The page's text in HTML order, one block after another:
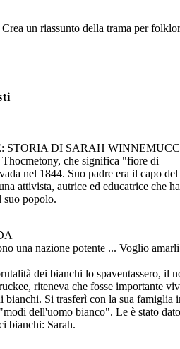
un riassunto della trama per
STORIA DI SARAH
che significa "fiore di
nel 1844. Suo padre era il capo del
attivista, autrice ed educatrice che ha
suo popolo.
una nazione potente ... Voglio
dei bianchi lo spaventassero, il
riteneva che fosse importante
bianchi. Si trasferì con la sua famiglia
dell'uomo bianco". Le è stato
bianchi: Sarah.